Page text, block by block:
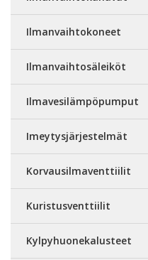
Ilmanvaihtokoneet
Ilmanvaihtosäleiköt
Ilmavesilämpöpumput
Imeytysjärjestelmät
Korvausilmaventtiilit
Kuristusventtiilit
Kylpyhuonekalusteet